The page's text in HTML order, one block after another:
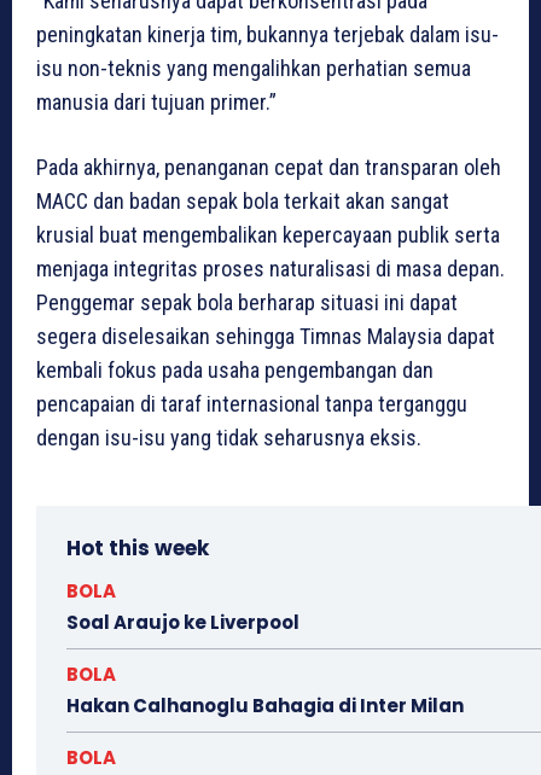
peningkatan kinerja tim, bukannya terjebak dalam isu-
isu non-teknis yang mengalihkan perhatian semua
manusia dari tujuan primer.”
Pada akhirnya, penanganan cepat dan transparan oleh
MACC dan badan sepak bola terkait akan sangat
krusial buat mengembalikan kepercayaan publik serta
menjaga integritas proses naturalisasi di masa depan.
Penggemar sepak bola berharap situasi ini dapat
segera diselesaikan sehingga Timnas Malaysia dapat
kembali fokus pada usaha pengembangan dan
pencapaian di taraf internasional tanpa terganggu
dengan isu-isu yang tidak seharusnya eksis.
Hot this week
BOLA
Soal Araujo ke Liverpool
BOLA
Hakan Calhanoglu Bahagia di Inter Milan
BOLA